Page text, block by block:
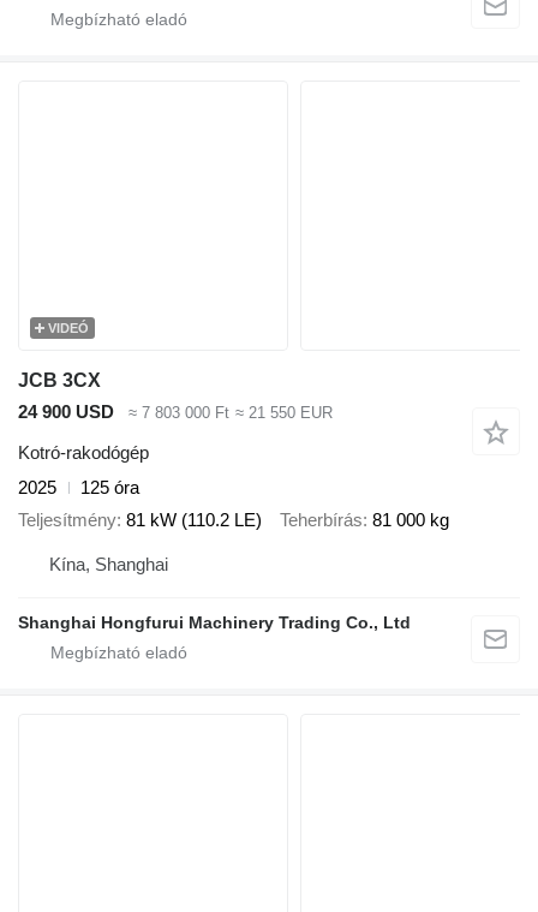
VIDEÓ
JCB 3CX
24 900 USD
≈ 7 803 000 Ft ≈ 21 550 EUR
Kotró-rakodógép
2025
125 óra
Teljesítmény 81 kW (110.2 LE) Teherbírás 81 000 kg
Kína, Shanghai
Shanghai Hongfurui Machinery Trading Co., Ltd